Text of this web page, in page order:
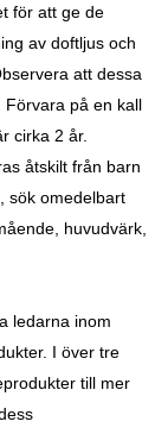
för att ge de
av doftljus och
att dessa
Förvara på en kall
cirka 2 år.
åtskilt från barn
sök omedelbart
huvudvärk,
ledarna inom
I över tre
till mer